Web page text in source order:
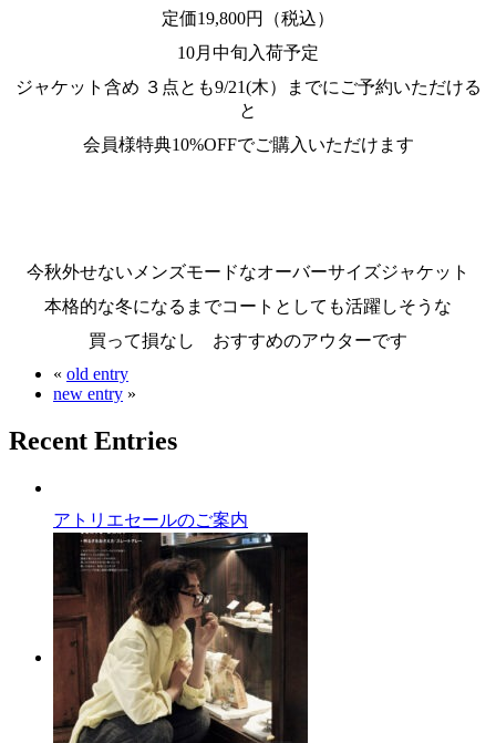
定価19,800円（税込）
10月中旬入荷予定
ジャケット含め ３点とも9/21(木）までにご予約いただける
と
会員様特典10%OFFでご購入いただけます
今秋外せないメンズモードなオーバーサイズジャケット
本格的な冬になるまでコートとしても活躍しそうな
買って損なし おすすめのアウターです
« old entry
new entry »
Recent Entries
アトリエセールのご案内